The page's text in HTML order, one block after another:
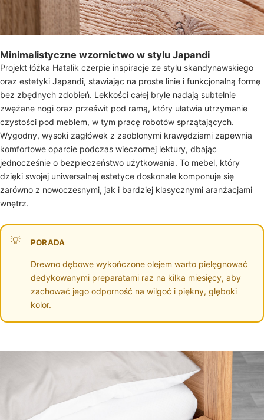
Minimalistyczne wzornictwo w stylu Japandi
Projekt łóżka Hatalik czerpie inspiracje ze stylu skandynawskiego
oraz estetyki Japandi, stawiając na proste linie i funkcjonalną formę
bez zbędnych zdobień. Lekkości całej bryle nadają subtelnie
zwężane nogi oraz prześwit pod ramą, który ułatwia utrzymanie
czystości pod meblem, w tym pracę robotów sprzątających.
Wygodny, wysoki zagłówek z zaoblonymi krawędziami zapewnia
komfortowe oparcie podczas wieczornej lektury, dbając
jednocześnie o bezpieczeństwo użytkowania. To mebel, który
dzięki swojej uniwersalnej estetyce doskonale komponuje się
zarówno z nowoczesnymi, jak i bardziej klasycznymi aranżacjami
wnętrz.
PORADA
Drewno dębowe wykończone olejem warto pielęgnować
dedykowanymi preparatami raz na kilka miesięcy, aby
zachować jego odporność na wilgoć i piękny, głęboki
kolor.